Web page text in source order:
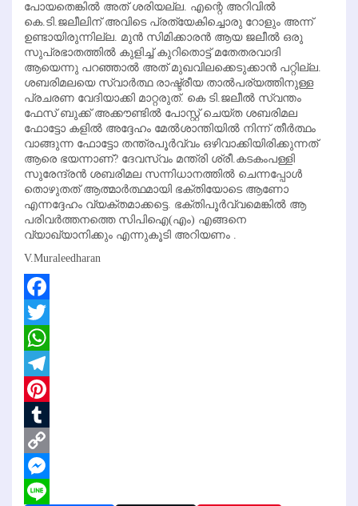
പോയതെങ്കില്‍ അത് ശരിയല്ല. എന്റെ അറിവില്‍
കെ.ടി.ജലീലിന് അവിടെ പ്രത്യേകിച്ചൊരു റോളും അന്ന്
ഉണ്ടായിരുന്നില്ല. മുന്‍ സിമിക്കാരന്‍ ആയ ജലീല്‍ ഒരു
സുപ്രഭാതത്തില്‍ കുളിച്ച് കുറിതൊട്ട് മതേതരവാദി
ആയെന്നു പറഞ്ഞാല്‍ അത് മുഖവിലക്കെടുക്കാന്‍ പറ്റില്ല.
ശബരിമലയെ സ്വാര്‍ത്ഥ രാഷ്ട്രീയ താല്‍പര്യത്തിനുള്ള
പ്രചരണ വേദിയാക്കി മാറ്റരുത്. കെ ടി.ജലീല്‍ സ്വന്തം
ഫേസ് ബുക്ക് അക്കൗണ്ടില്‍ പോസ്റ്റ് ചെയ്ത ശബരിമല
ഫോട്ടോ കളില്‍ അദ്ദേഹം മേല്‍ശാന്തിയില്‍ നിന്ന് തീര്‍ത്ഥം
വാങ്ങുന്ന ഫോട്ടോ തന്ത്രപൂര്‍വ്വം ഒഴിവാക്കിയിരിക്കുന്നത്
ആരെ ഭയന്നാണ്? ദേവസ്വം മന്ത്രി ശ്രീ.കടകംപള്ളി
സുരേന്ദ്രന്‍ ശബരിമല സന്നിധാനത്തില്‍ ചെന്നപ്പോള്‍
തൊഴുതത് ആത്മാര്‍ത്ഥമായി ഭക്തിയോടെ ആണോ
എന്നദ്ദേഹം വ്യക്തമാക്കട്ടെ. ഭക്തിപൂര്‍വ്വമെങ്കില്‍ ആ
പരിവര്‍ത്തനത്തെ സിപിഐ(എം) എങ്ങനെ
വ്യാഖ്യാനിക്കും എന്നുകൂടി അറിയണം .
V.Muraleedharan
Facebook
Twitter
WhatsApp
Telegram
Pinterest
Tumblr
Copy
Link
Messenger